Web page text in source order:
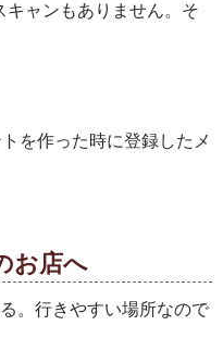
キャンもありません。そ
を作った時に登録したメ
お店へ
。行きやすい場所なので